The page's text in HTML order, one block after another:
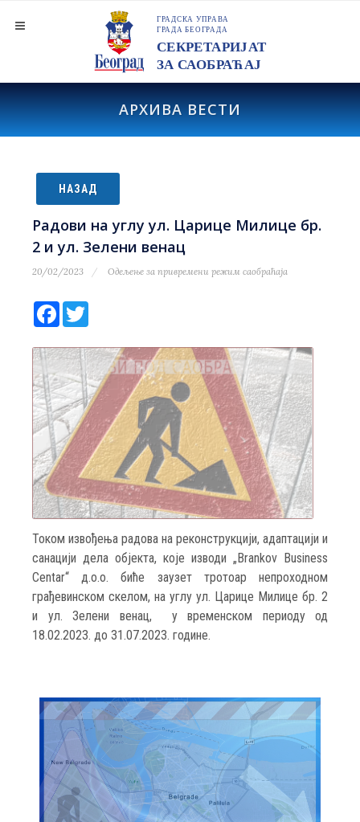
АРХИВА ВЕСТИ
НАЗАД
Радови на углу ул. Царице Милице бр.
2 и ул. Зелени венац
20/02/2023 Одељење за привремени режим саобраћаја
Facebook
Током извођења радова на реконструкцији, адаптацији и
санацији дела објекта, које изводи „Brankov Business
Centar“ д.о.о. биће заузет тротоар непроходном
грађевинском скелом, на углу ул. Царице Милице бр. 2
и ул. Зелени венац, у временском периоду од
18.02.2023. до 31.07.2023. године.